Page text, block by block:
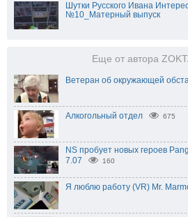
Шутки Русского Ивана
№10_Матерный выпуск
Еще от автора
Ветеран об окружающей
Алкогольный отдел 675
NS пробует новых героев
7.07
160
Я люблю работу (VR) Mr.